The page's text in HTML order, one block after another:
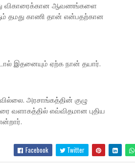
விகாரைக்கான ஆவணங்களை
தமது காணி தான் என்பதற்கான
இதனையும் ஏற்க நான் தயார்.
அரசாங்கத்தின் குழு
வளாகத்தில் எவ்விதமான புதிய
Facebook Twitter